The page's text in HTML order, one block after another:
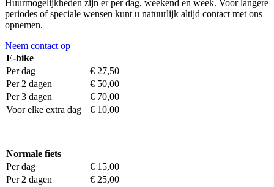
Huurmogelijkheden zijn er per dag, weekend en week. Voor langere
periodes of speciale wensen kunt u natuurlijk altijd contact met ons
opnemen.
Neem contact op
E-bike
Per dag
€ 27,50
Per 2 dagen
€ 50,00
Per 3 dagen
€ 70,00
Voor elke extra dag
€ 10,00
Normale fiets
Per dag
€ 15,00
Per 2 dagen
€ 25,00